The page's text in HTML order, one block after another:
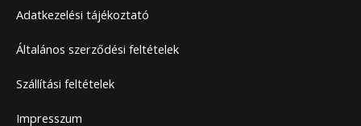
Adatkezelési tájékoztató
Általános szerződési feltételek
Szállítási feltételek
Impresszum